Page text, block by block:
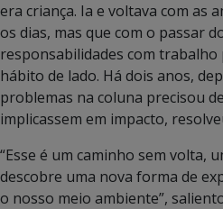
era criança. Ia e voltava com as
os dias, mas que com o passar
responsabilidades com
hábito de lado. Há dois anos,
problemas na coluna precisou
implicassem em impacto,
“Esse é um caminho sem volta,
descobre uma nova forma de
o nosso meio ambiente”,